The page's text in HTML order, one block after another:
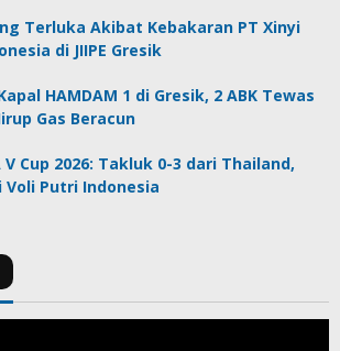
Terluka Akibat Kebakaran PT Xinyi
di JIIPE Gresik
HAMDAM 1 di Gresik, 2 ABK Tewas
Gas Beracun
V Cup 2026: Takluk 0-3 dari Thailand,
Voli Putri Indonesia